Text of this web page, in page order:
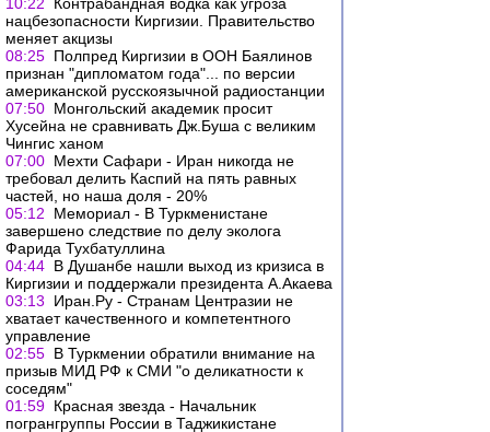
нацбезопасности Киргизии. Правительство
меняет акцизы
08:25 Полпред Киргизии в ООН Баялинов
признан "дипломатом года"... по версии
американской русскоязычной радиостанции
07:50 Монгольский академик просит
Хусейна не сравнивать Дж.Буша с великим
Чингис ханом
07:00 Мехти Сафари - Иран никогда не
требовал делить Каспий на пять равных
частей, но наша доля - 20%
05:12
Мемориал - В Туркменистане
завершено следствие по делу эколога
Фарида Тухбатуллина
04:44 В Душанбе нашли выход из кризиса в
Киргизии и поддержали президента А.Акаева
03:13
Иран.Ру - Странам Центразии не
хватает качественного и компетентного
управление
02:55 В Туркмении обратили внимание на
призыв МИД РФ к СМИ "о деликатности к
соседям"
01:59 Красная звезда - Начальник
погрангруппы России в Таджикистане